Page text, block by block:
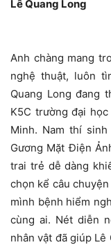
Lê Quang Long
Anh chàng mang
nghệ thuật, luôn
Quang Long đang
K5C trường đại
Minh. Nam thí
Gương Mặt Điện
trai trẻ dễ dàng
chọn kể câu
mình bệnh hiểm
cùng ai. Nét diễn
nhân vật đã giúp